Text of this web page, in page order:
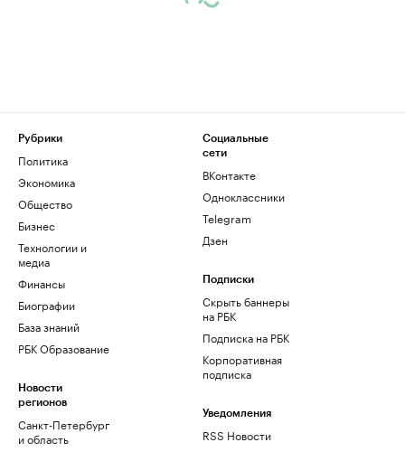
Рубрики
Политика
Экономика
Общество
Бизнес
Технологии и
медиа
Финансы
Биографии
База знаний
РБК Образование
Новости
регионов
Санкт-Петербург
и область
Социальные
сети
ВКонтакте
Одноклассники
Telegram
Дзен
Подписки
Скрыть баннеры
на РБК
Подписка на РБК
Корпоративная
подписка
Уведомления
RSS Новости